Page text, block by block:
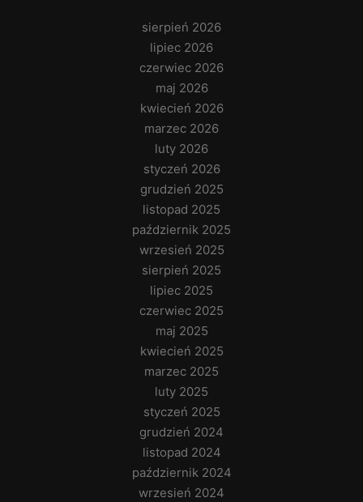
sierpień 2026
lipiec 2026
czerwiec 2026
maj 2026
kwiecień 2026
marzec 2026
luty 2026
styczeń 2026
grudzień 2025
listopad 2025
październik 2025
wrzesień 2025
sierpień 2025
lipiec 2025
czerwiec 2025
maj 2025
kwiecień 2025
marzec 2025
luty 2025
styczeń 2025
grudzień 2024
listopad 2024
październik 2024
wrzesień 2024